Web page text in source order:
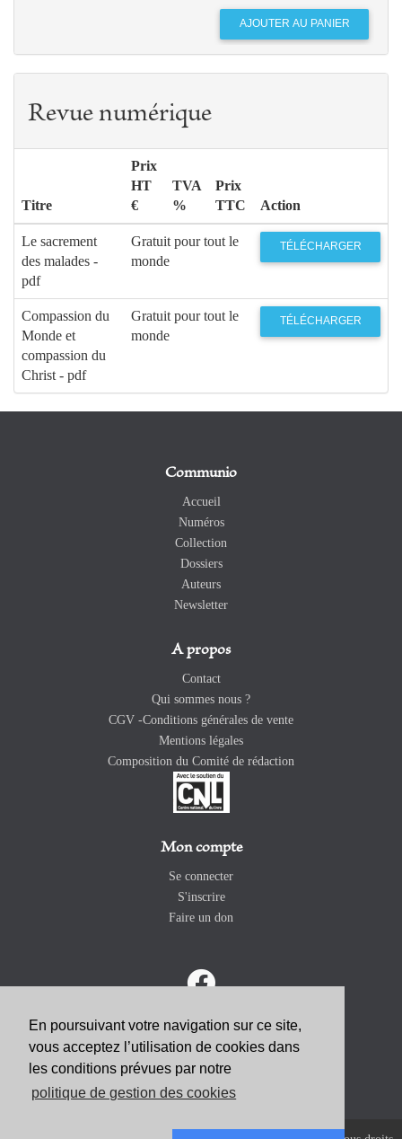
En poursuivant votre navigation sur ce site,
vous acceptez l’utilisation de cookies dans
les conditions prévues par notre
politique de gestion des cookies
Revue numérique
Titre
Prix
HT
€
TVA
%
Prix
TTC
Action
Le sacrement
des malades -
pdf
Gratuit pour tout le
monde
TÉLÉCHARGER
Compassion du
Monde et
compassion du
Christ - pdf
Gratuit pour tout le
monde
TÉLÉCHARGER
Communio
Accueil
Numéros
Collection
Dossiers
Auteurs
Newsletter
A propos
Contact
Qui sommes nous ?
CGV -Conditions générales de vente
Mentions légales
Composition du Comité de rédaction
Mon compte
Se connecter
S'inscrire
Faire un don
ABONNEZ-VOUS